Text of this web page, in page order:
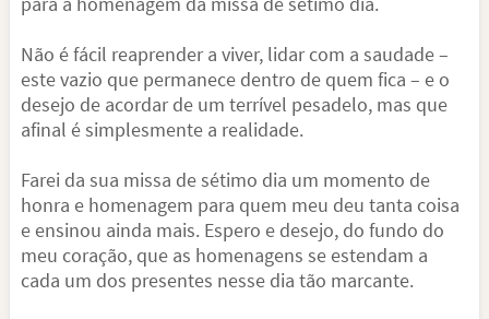
Não é fácil reaprender a viver, lidar com a saudade –
este vazio que permanece dentro de quem fica – e o
desejo de acordar de um terrível pesadelo, mas que
afinal é simplesmente a realidade.
Farei da sua missa de sétimo dia um momento de
honra e homenagem para quem meu deu tanta coisa
e ensinou ainda mais. Espero e desejo, do fundo do
meu coração, que as homenagens se estendam a
cada um dos presentes nesse dia tão marcante.